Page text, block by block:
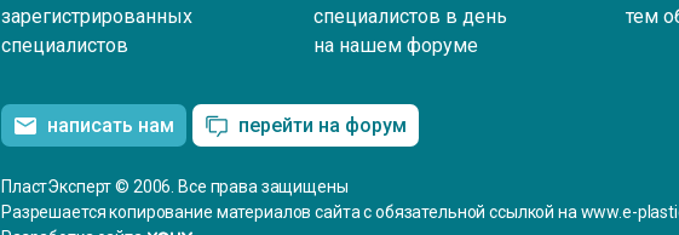
зарегистрированных
специалистов
специалистов в день
на нашем форуме
тем
написать нам перейти на форум
ПластЭксперт © 2006. Все права защищены
Разрешается копирование материалов сайта с обязательной ссылкой на www.e-